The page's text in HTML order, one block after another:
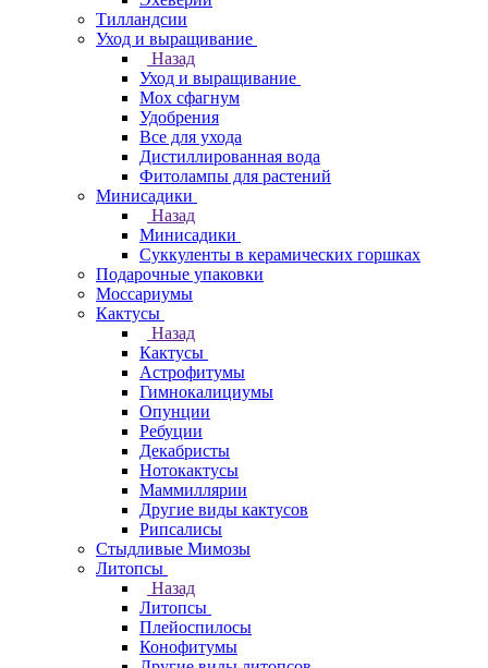
Тилландсии
Уход и выращивание
Назад
Уход и выращивание
Мох сфагнум
Удобрения
Все для ухода
Дистиллированная вода
Фитолампы для растений
Минисадики
Назад
Минисадики
Суккуленты в керамических горшках
Подарочные упаковки
Моссариумы
Кактусы
Назад
Кактусы
Астрофитумы
Гимнокалициумы
Опунции
Ребуции
Декабристы
Нотокактусы
Маммиллярии
Другие виды кактусов
Рипсалисы
Стыдливые Мимозы
Литопсы
Назад
Литопсы
Плейоспилосы
Конофитумы